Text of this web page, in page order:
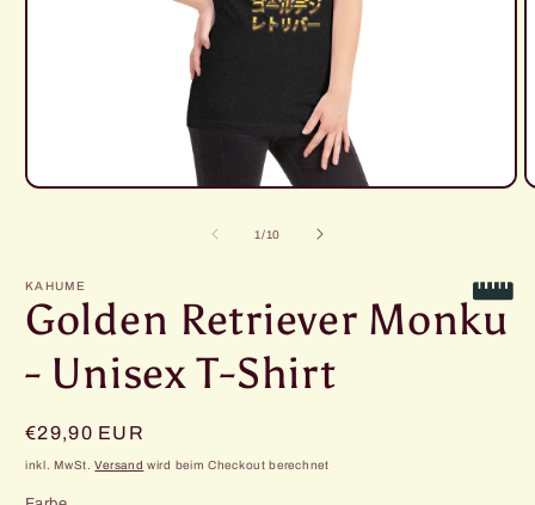
Medien
1/von
10
KAHUME
Golden Retriever Monku
- Unisex T-Shirt
Normaler
Preis
€29,90 EUR
inkl. MwSt.Versand wird beim Checkout berechnet